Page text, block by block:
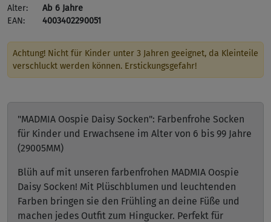
Alter:
Ab 6 Jahre
EAN:
4003402290051
Achtung! Nicht für Kinder unter 3 Jahren geeignet, da Kleinteile
verschluckt werden können. Erstickungsgefahr!
"MADMIA Oospie Daisy Socken": Farbenfrohe Socken
für Kinder und Erwachsene im Alter von 6 bis 99 Jahre
(29005MM)
Blüh auf mit unseren farbenfrohen MADMIA Oospie
Daisy Socken! Mit Plüschblumen und leuchtenden
Farben bringen sie den Frühling an deine Füße und
machen jedes Outfit zum Hingucker. Perfekt für